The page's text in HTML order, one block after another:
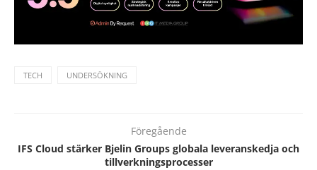
TECH UNDERSÖKNING
Föregående
IFS Cloud stärker Bjelin Groups globala leveranskedja och
tillverkningsprocesser